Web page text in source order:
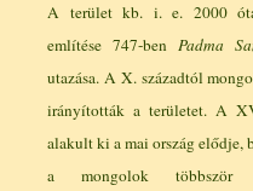
A terület kb. i. e. 2000
említése 747-ben Padma
utazása. A X. századtól
irányították a területet. A
alakult ki a mai ország elődje,
a mongolok többször